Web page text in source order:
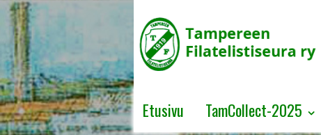
SKIP
TO
MAIN
CONTENT
Etusivu TamCollect-2025